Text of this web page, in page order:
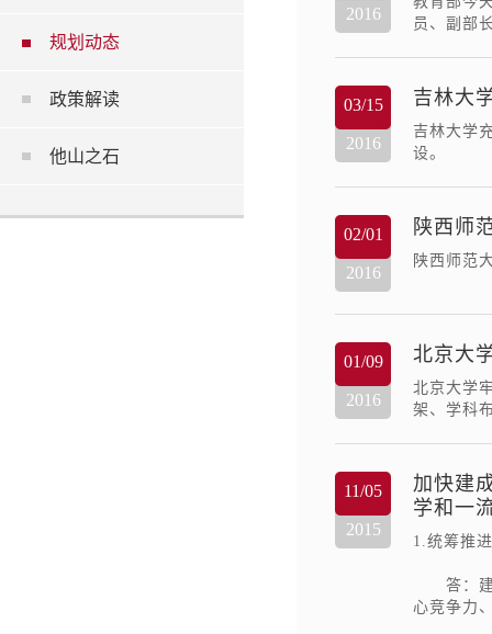
规划动态
政策解读
他山之石
2016
员、副部
03/15
2016
吉林大
吉林大学
设。
02/01
2016
陕西师
陕西师范
01/09
2016
北京大
北京大学
架、学科
11/05
2015
加快建
学和一
1.统筹推
答：建
心竞争力